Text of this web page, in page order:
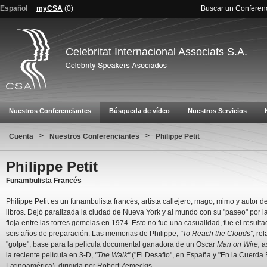
Español myCSA (0) Buscar un
Celebritat Internacional Associats S.A.
Nuestros Conferenciantes Búsqueda de vídeo Nuestros Servicios
Cuenta > Nuestros Conferenciantes > Philippe Petit
Philippe Petit
Funambulista Francés
Philippe Petit es un funambulista francés, artista callejero, mago, mimo y autor
libros. Dejó paralizada la ciudad de Nueva York y al mundo con su "paseo" por
floja entre las torres gemelas en 1974. Esto no fue una casualidad, fue el
seis años de preparación. Las memorias de Philippe, "To Reach the Clouds",
"golpe", base para la película documental ganadora de un Oscar Man on Wire,
la reciente película en 3-D, "The Walk"("El Desafío", en España y "En la Cuerda